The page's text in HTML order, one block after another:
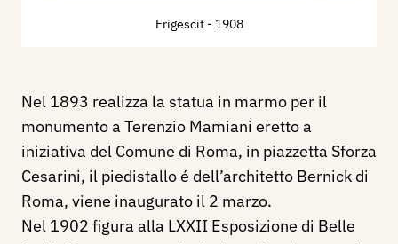
Frigescit - 1908
Nel 1893 realizza la statua in marmo per il
monumento a Terenzio Mamiani eretto a
iniziativa del Comune di Roma, in piazzetta Sforza
Cesarini, il piedistallo é dell’architetto Bernick di
Roma, viene inaugurato il 2 marzo.
Nel 1902 figura alla LXXII Esposizione di Belle